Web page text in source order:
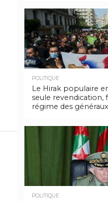
POLITIQUE
Le Hirak populaire
seule revendication,
régime des généraux
POLITIQUE